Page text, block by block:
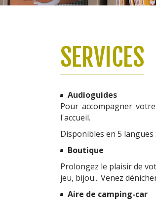
SERVICES
Audioguides
Pour accompagner
l'accueil.
Disponibles en 5
Boutique
Prolongez le plaisir de
jeu, bijou... Venez
Aire de camping-car